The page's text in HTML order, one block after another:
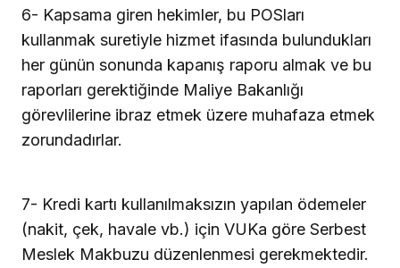
6- Kapsama giren hekimler, bu POSları
kullanmak suretiyle hizmet ifasında bulundukları
her günün sonunda kapanış raporu almak ve bu
raporları gerektiğinde Maliye Bakanlığı
görevlilerine ibraz etmek üzere muhafaza etmek
zorundadırlar.
7- Kredi kartı kullanılmaksızın yapılan ödemeler
(nakit, çek, havale vb.) için VUKa göre Serbest
Meslek Makbuzu düzenlenmesi gerekmektedir.